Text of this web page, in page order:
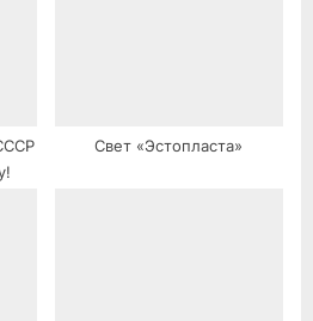
Свет «Эстопласта»